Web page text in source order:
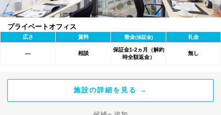
プライベートオフィス
広さ 賃料 敷金(保証金) 礼金
― 相談
保証金1-2ヵ月（解約
時全額返金）
無し
施設の詳細を見る →